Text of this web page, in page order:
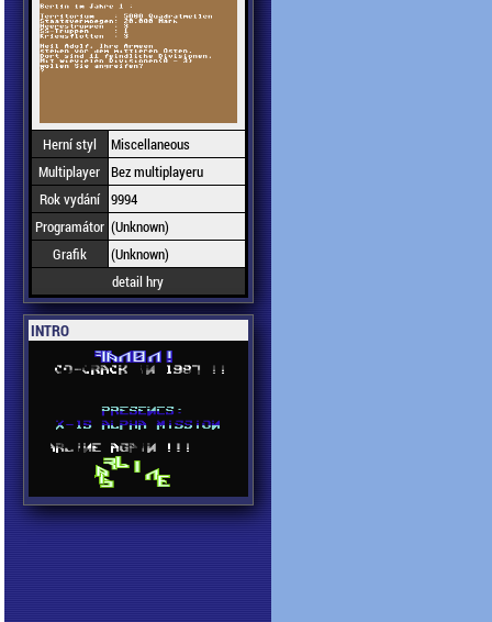
Herní styl
Miscellaneous
Multiplayer Bez multiplayeru
Rok vydání 9994
Programátor (Unknown)
Grafik
(Unknown)
detail hry
INTRO